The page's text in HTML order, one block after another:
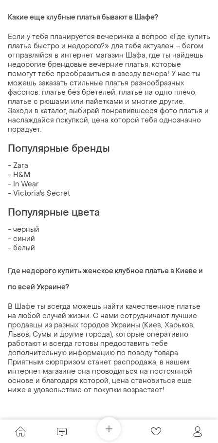
Какие еще клубные платья бывают в Шафе?
Если у тебя планируется вечеринка а вопрос «Где купить
платье быстро и недорого?» для тебя актуален – бегом
отправляйся в интернет магазин Шафа, где ты найдешь
недорогие брендовые вечерние платья, которые
помогут тебе преобразиться в звезду вечера! У нас ты
можешь заказать стильные платья разнообразных
фасонов: платье без бретелей, платье на одно плечо,
платье с рюшами или пайетками и многие другие.
Заходи в каталог, выбирай понравившееся фото платья и
наслаждайся покупкой, цена которой тебя однозначно
порадует.
Популярные бренды
- Zara
- H&M
- In Wear
- Victoria's Secret
Популярные цвета
- черный
- синий
- белый
Где недорого купить женское клубное платье в Киеве и
по всей Украине?
В Шафе ты всегда можешь найти качественное платье
на любой случай жизни. С нами сотрудничают лучшие
продавцы из разных городов Украины (Киев, Харьков,
Львов, Сумы и другие города), которые оперативно
работают и всегда готовы предоставить тебе
дополнительную информацию по поводу товара.
Приятным сюрпризом станет распродажа, в нашем
интернет магазине она проводиться на постоянной
основе и благодаря которой, цена становиться еще
ниже а удовольствие от покупки возрастает!